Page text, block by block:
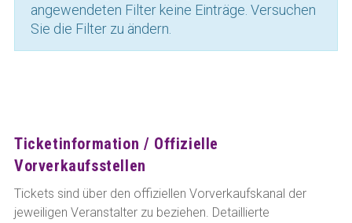
angewendeten Filter keine Einträge. Versuchen
Sie die Filter zu ändern.
Ticketinformation / Offizielle
Vorverkaufsstellen
Tickets sind über den offiziellen Vorverkaufskanal der
jeweiligen Veranstalter zu beziehen. Detaillierte